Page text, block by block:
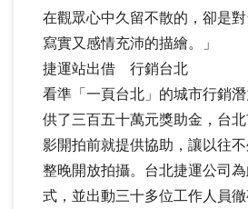
在觀眾心中久留不散的，卻是
寫實又感情充沛的描繪。」
捷運站出借 行銷台北
看準「一頁台北」的城市行銷
供了三百五十萬元獎助金，台
影開拍前就提供協助，讓以往
整晚開放拍攝。台北捷運公司
式，並出動三十多位工作人員